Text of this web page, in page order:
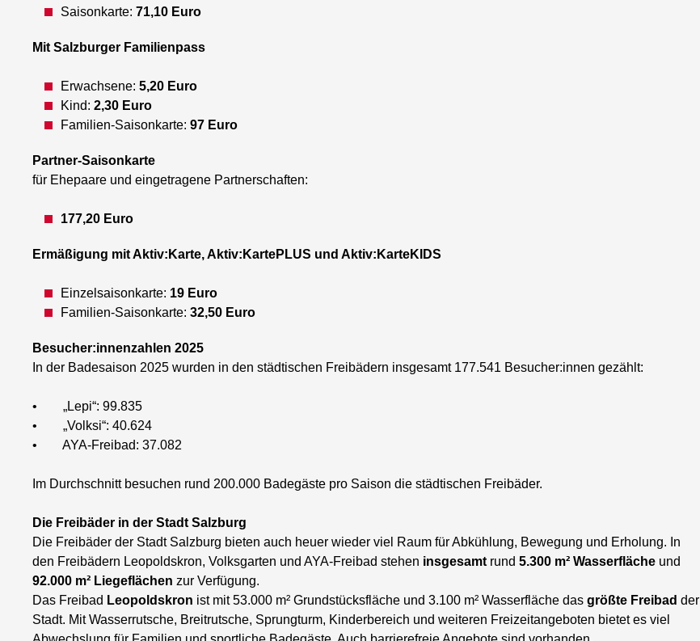
Saisonkarte:71,10 Euro
Mit Salzburger Familienpass
Erwachsene:5,20 Euro
Kind:2,30 Euro
Familien-Saisonkarte:97 Euro
Partner-Saisonkarte
für Ehepaare und eingetragene Partnerschaften:
177,20 Euro
Ermäßigung mit Aktiv:Karte, Aktiv:KartePLUS und Aktiv:KarteKIDS
Einzelsaisonkarte: 19 Euro
Familien-Saisonkarte:32,50 Euro
Besucher:innenzahlen 2025
In der Badesaison 2025 wurden in den städtischen Freibädern insgesamt 177.541 Besucher:innen gezählt:
• „Lepi“: 99.835
• „Volksi“: 40.624
• AYA-Freibad: 37.082
Im Durchschnitt besuchen rund 200.000 Badegäste pro Saison die städtischen Freibäder.
Die Freibäder in der Stadt Salzburg
Die Freibäder der Stadt Salzburg bieten auch heuer wieder viel Raum für Abkühlung, Bewegung und Erholung. In
den Freibädern Leopoldskron, Volksgarten und AYA-Freibad stehen insgesamt rund5.300 m² Wasserfläche und
92.000 m² Liegeflächen zur Verfügung.
Das Freibad Leopoldskron ist mit 53.000 m² Grundstücksfläche und 3.100 m² Wasserfläche dasgrößte Freibad der
Stadt. Mit Wasserrutsche, Breitrutsche, Sprungturm, Kinderbereich und weiteren Freizeitangeboten bietet es viel